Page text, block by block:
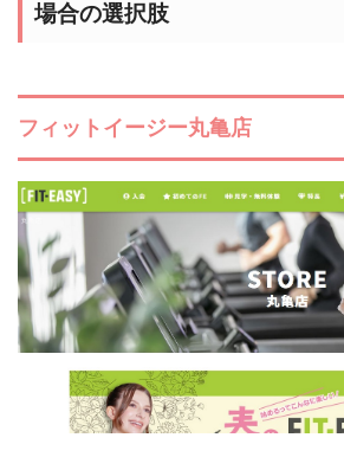
場合の選択肢
フィットイージー丸亀店